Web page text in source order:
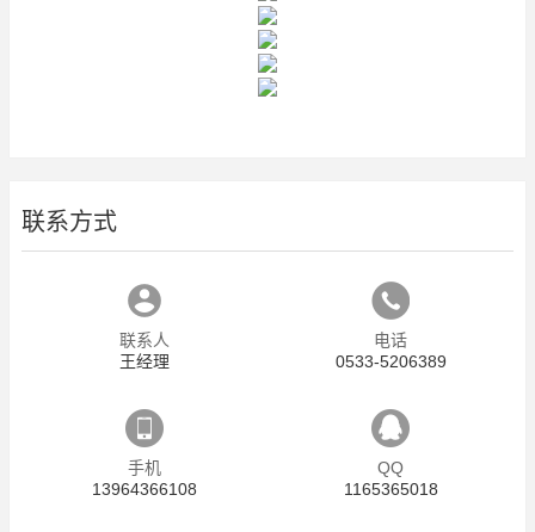
联系方式
联系人
王经理
电话
0533-5206389
手机
13964366108
QQ
1165365018